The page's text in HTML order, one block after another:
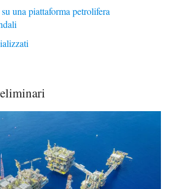
una piattaforma petrolifera